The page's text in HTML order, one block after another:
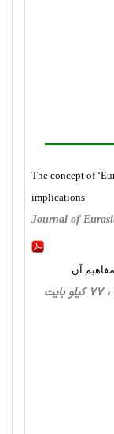
The concept of
implications
Journal of
آن
، کلیه گرایش ها، 28 صفحه فارسی تایپ شده ، 77 کیلو بایت